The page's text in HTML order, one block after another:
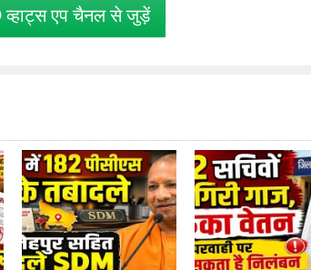
व्हाट्स एप चैनल से जुड़ें